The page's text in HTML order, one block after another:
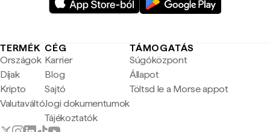
TERMÉK
Országok
Díjak
Kripto
Valutaváltó
CÉG
Karrier
Blog
Sajtó
Jogi dokumentumok
Tájékoztatók
TÁMOGATÁS
Súgóközpont
Állapot
Töltsd le a Morse appot